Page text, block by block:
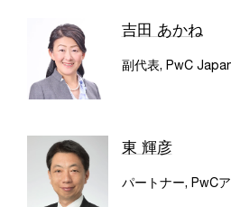
吉田 あかね
副代表, PwC
東 輝彦
パートナー, PwC